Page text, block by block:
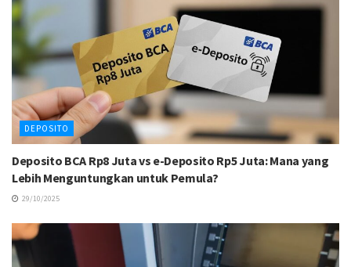
DEPOSITO
Deposito BCA Rp8 Juta vs e-Deposito Rp5 Juta: Mana yang
Lebih Menguntungkan untuk Pemula?
29/10/2025